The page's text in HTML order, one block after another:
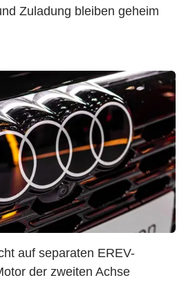
Zuladung bleiben geheim
auf separaten EREV-
der zweiten Achse